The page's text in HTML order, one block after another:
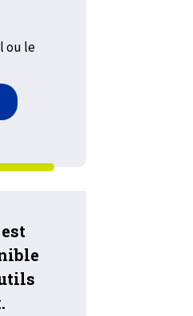
ou le
Mode d'impression protégé